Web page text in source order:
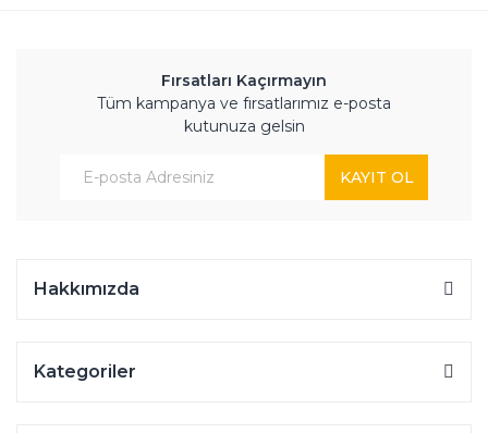
Fırsatları Kaçırmayın
Tüm kampanya ve fırsatlarımız e-posta
kutunuza gelsin
KAYIT OL
Hakkımızda
Kategoriler